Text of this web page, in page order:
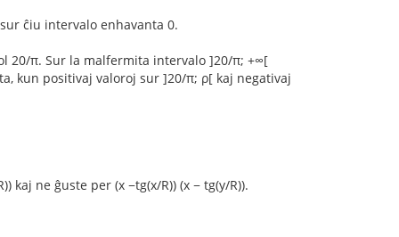
ĉiu intervalo enhavanta 0.
20/π. Sur la malfermita intervalo ]20/π; +∞[
kun positivaj valoroj sur ]20/π; ρ[ kaj negativaj
kaj ne ĝuste per (x −tg(x/R)) (x − tg(y/R)).